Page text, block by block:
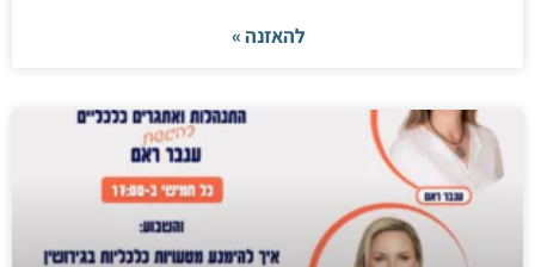
להאזנה »